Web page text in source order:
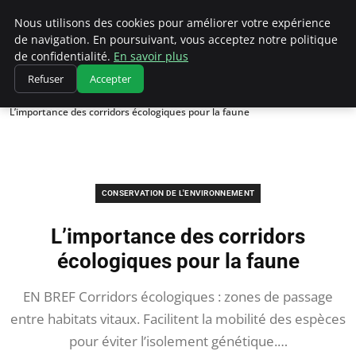
Climatedebtagents
Accueil
Conservation de l'environnement
L’importance des corridors écologiques pour la faune
CONSERVATION DE L'ENVIRONNEMENT
L’importance des corridors
écologiques pour la faune
EN BREF Corridors écologiques : zones de passage
entre habitats vitaux. Facilitent la mobilité des espèces
pour éviter l’isolement génétique.…
Nous utilisons des cookies pour améliorer votre expérience
de navigation. En poursuivant, vous acceptez notre politique
de confidentialité. En savoir plus
Refuser Accepter